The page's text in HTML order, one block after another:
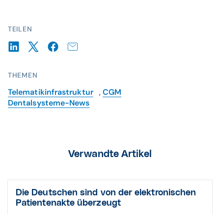
TEILEN
THEMEN
Telematikinfrastruktur ,CGM
Dentalsysteme-News
Verwandte Artikel
Die Deutschen sind von der elektronischen
Patientenakte überzeugt